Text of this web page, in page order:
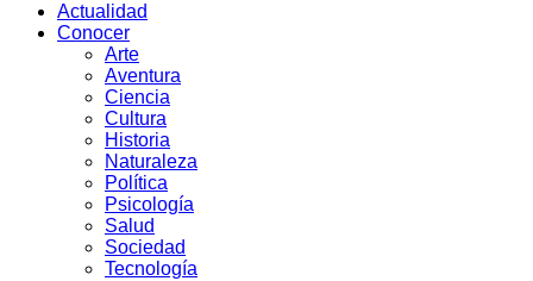
Actualidad
Conocer
Arte
Aventura
Ciencia
Cultura
Historia
Naturaleza
Política
Psicología
Salud
Sociedad
Tecnología